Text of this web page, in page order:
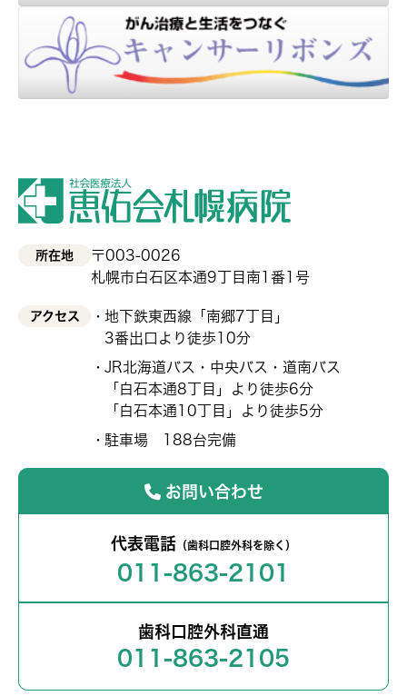
所在地
〒003-0026
札幌市白石区本通9丁目南1番1号
アクセス
地下鉄東西線「南郷7丁目」
3番出口より徒歩10分
JR北海道バス・中央バス・道南バス
「白石本通8丁目」より徒歩6分
「白石本通10丁目」より徒歩5分
駐車場 188台完備
お問い合わせ
代表電話 （歯科口腔外科を除く）
011-863-2101
歯科口腔外科直通
011-863-2105